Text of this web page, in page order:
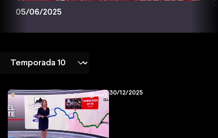
05/06/2025
30/12/2025